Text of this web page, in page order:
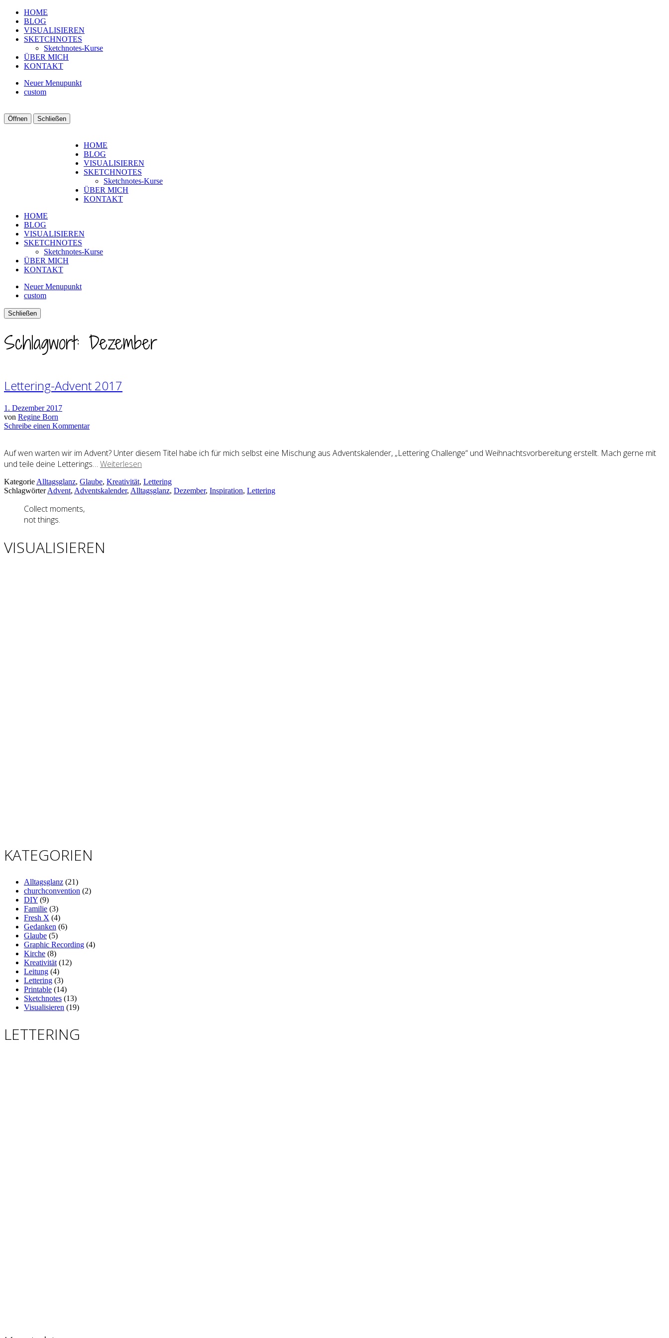
HOME
BLOG
VISUALISIEREN
SKETCHNOTES
Sketchnotes-Kurse
ÜBER MICH
KONTAKT
Neuer Menupunkt
custom
Öffnen Schließen
HOME
BLOG
VISUALISIEREN
SKETCHNOTES
Sketchnotes-Kurse
ÜBER MICH
KONTAKT
HOME
BLOG
VISUALISIEREN
SKETCHNOTES
Sketchnotes-Kurse
ÜBER MICH
KONTAKT
Neuer Menupunkt
custom
Schließen
Schlagwort: Dezember
Lettering-Advent 2017
1. Dezember 2017
von Regine Born
Schreibe einen Kommentar
Auf wen warten wir im Advent? Unter diesem Titel habe ich für mich selbst eine Mischung aus Adventskalender, „Lettering Challenge“ und Weihnachtsvorbereitung erstellt. Mach gerne mit
und teile deine Letterings… Weiterlesen
Kategorie Alltagsglanz, Glaube, Kreativität, Lettering
SchlagwörterAdvent, Adventskalender, Alltagsglanz, Dezember, Inspiration, Lettering
Collect moments,
not things.
VISUALISIEREN
KATEGORIEN
Alltagsglanz (21)
churchconvention (2)
DIY (9)
Familie (3)
Fresh X (4)
Gedanken (6)
Glaube (5)
Graphic Recording (4)
Kirche (8)
Kreativität (12)
Leitung (4)
Lettering (3)
Printable (14)
Sketchnotes (13)
Visualisieren (19)
LETTERING